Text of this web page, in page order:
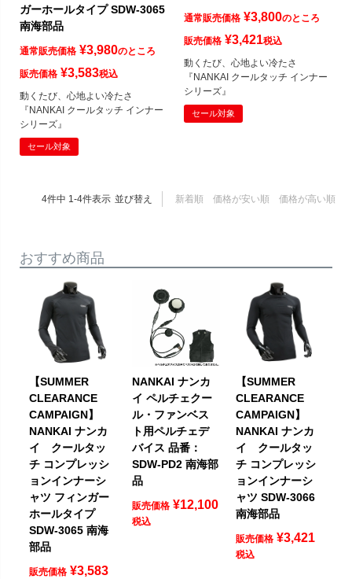
ガーホールタイプ SDW-3065
南海部品
通常販売価格 ¥3,980のところ
販売価格 ¥3,583税込
動くたび、心地よい冷たさ
『NANKAI クールタッチ インナー
シリーズ』
セール対象
通常販売価格 ¥3,800のところ
販売価格 ¥3,421税込
動くたび、心地よい冷たさ
『NANKAI クールタッチ インナー
シリーズ』
セール対象
並び替え 新着順 価格が安い順 価格が高い順
4件中 1-4件表示
おすすめ商品
【SUMMER
CLEARANCE
CAMPAIGN】
NANKAI ナンカ
イ クールタッ
チ コンプレッシ
ョンインナーシ
ャツ フィンガー
ホールタイプ
SDW-3065 南海
部品
販売価格 ¥3,583
NANKAI ナンカ
イ ペルチェクー
ル・ファンベス
ト用ペルチェデ
バイス 品番：
SDW-PD2 南海部
品
販売価格 ¥12,100
税込
【SUMMER
CLEARANCE
CAMPAIGN】
NANKAI ナンカ
イ クールタッ
チ コンプレッシ
ョンインナーシ
ャツ SDW-3066
南海部品
販売価格 ¥3,421
税込